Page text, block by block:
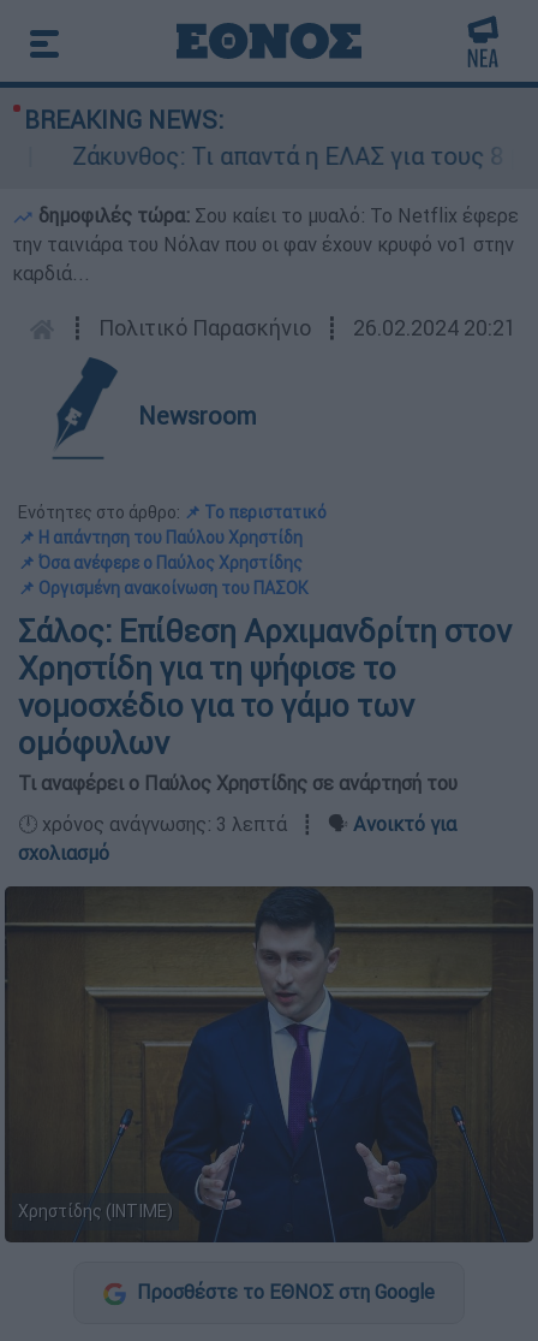
BREAKING NEWS:
Ζάκυνθος: Τι απαντά η ΕΛΑΣ για τους 8
δημοφιλές τώρα: Σου καίει το μυαλό: Το Netflix έφερε
την ταινιάρα του Νόλαν που οι φαν έχουν κρυφό νο1 στην
καρδιά...
┋ Πολιτικό Παρασκήνιο ┋ 26.02.2024 20:21
Newsroom
Ενότητες στο άρθρο: 📌 Το περιστατικό
📌 Η απάντηση του Παύλου Χρηστίδη
📌 Όσα ανέφερε ο Παύλος Χρηστίδης
📌 Οργισμένη ανακοίνωση του ΠΑΣΟΚ
Σάλος: Επίθεση Αρχιμανδρίτη στον
Χρηστίδη για τη ψήφισε το
νομοσχέδιο για το γάμο των
ομόφυλων
Τι αναφέρει ο Παύλος Χρηστίδης σε ανάρτησή του
🕛 χρόνος ανάγνωσης: 3 λεπτά ┋ 🗣️ Ανοικτό για
σχολιασμό
Χρηστίδης (INTIME)
Προσθέστε το ΕΘΝΟΣ στη Google